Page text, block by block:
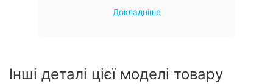
Докладніше
Інші деталі цієї моделі товару